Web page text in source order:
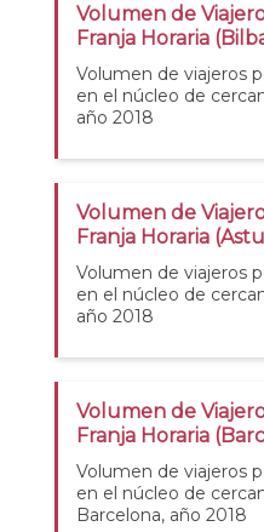
Volumen de
Franja Horaria
Volumen de viajeros
en el núcleo de
año 2018
Volumen de
Franja Horaria
Volumen de viajeros
en el núcleo de
año 2018
Volumen de
Franja Horaria
Volumen de viajeros
en el núcleo de
Barcelona, año 2018